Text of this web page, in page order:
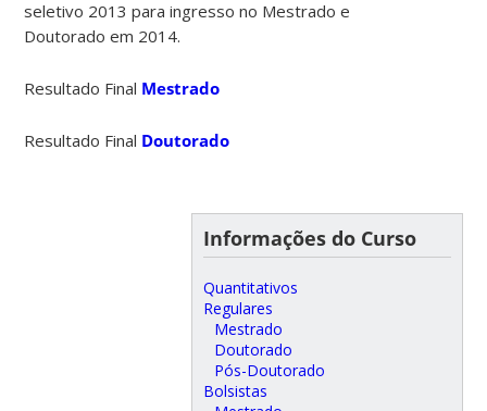
seletivo 2013 para ingresso no Mestrado e
Doutorado em 2014.
Resultado Final Mestrado
Resultado Final Doutorado
Informações do Curso
Quantitativos
Regulares
Mestrado
Doutorado
Pós-Doutorado
Bolsistas